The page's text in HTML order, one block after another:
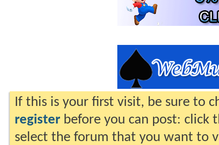
If this is your first visit, be sure to
register before you can post: click
select the forum that you want to